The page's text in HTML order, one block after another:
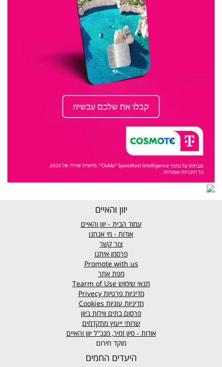
יוון והאיים
עמוד הבית - יוון והאיים
אודות - מי אנחנו
צור קשר
פרסמו איתנו
Promote with us
מפת אתר
תנאי שימוש
מדיניות פרטיות Privecy
מדיניות עוגיות Cookies
פרסום בתים ווילות ביוון
שרותי ייעוץ מתקדמים
אודות - סיון זמיר, מנכ"ל יוון והאיים
מוקד חירום
היעדים החמים